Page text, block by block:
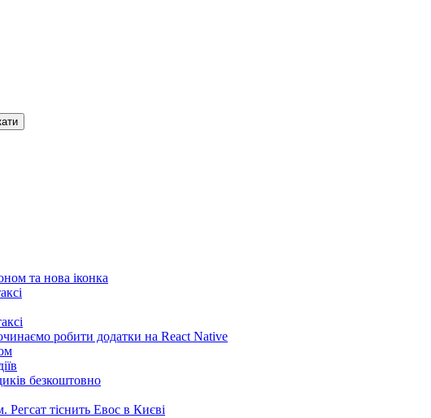
та нова іконка
робити додатки на React Native
безкоштовно
тіснить Евос в Києві